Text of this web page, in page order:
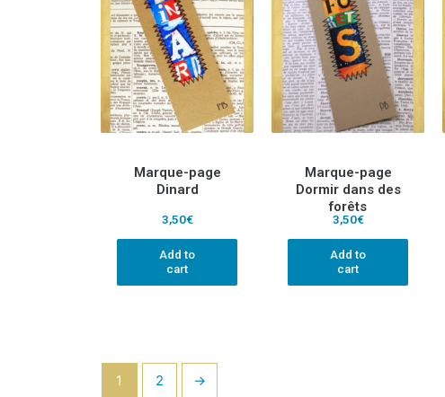
Marque-page
Dinard
3,50€
Add to
cart
Marque-page
Dormir dans des
forêts
3,50€
Add to
cart
1 2 →